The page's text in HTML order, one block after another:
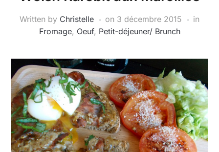
Written by Christelle on 3 décembre 2015
in
Fromage, Oeuf, Petit-déjeuner/ Brunch